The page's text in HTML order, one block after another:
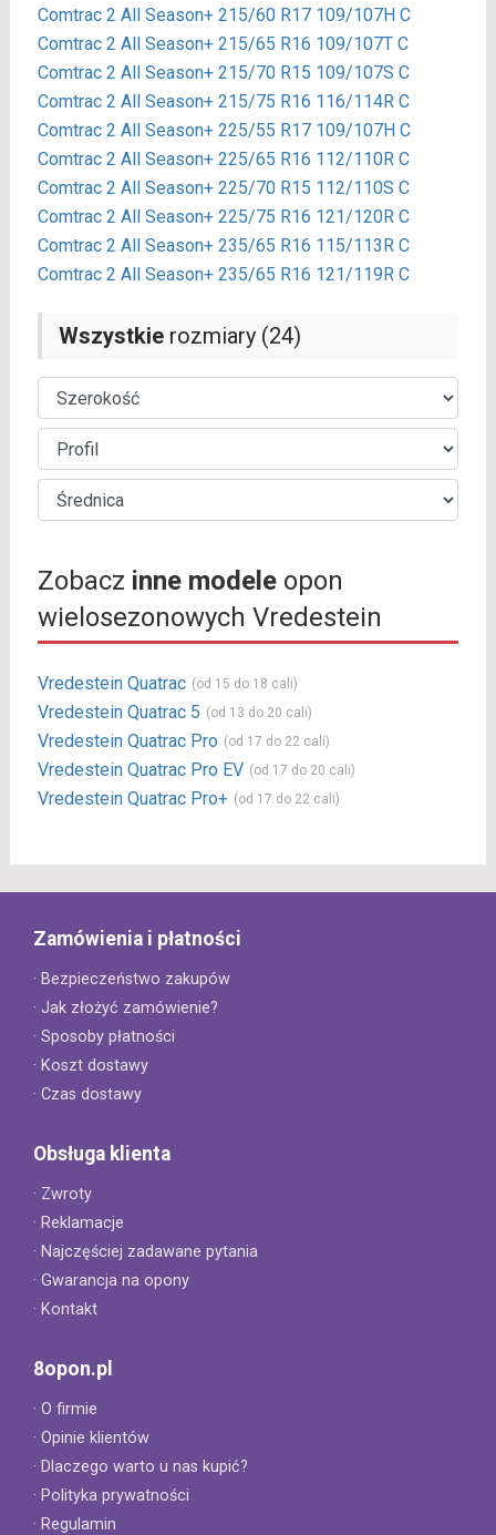
Comtrac 2 All Season+ 215/60 R17 109/107H C
Comtrac 2 All Season+ 215/65 R16 109/107T C
Comtrac 2 All Season+ 215/70 R15 109/107S C
Comtrac 2 All Season+ 215/75 R16 116/114R C
Comtrac 2 All Season+ 225/55 R17 109/107H C
Comtrac 2 All Season+ 225/65 R16 112/110R C
Comtrac 2 All Season+ 225/70 R15 112/110S C
Comtrac 2 All Season+ 225/75 R16 121/120R C
Comtrac 2 All Season+ 235/65 R16 115/113R C
Comtrac 2 All Season+ 235/65 R16 121/119R C
Wszystkierozmiary (24)
Zobacz inne modeleopon
wielosezonowych Vredestein
Vredestein Quatrac (od 15 do 18 cali)
Vredestein Quatrac 5 (od 13 do 20 cali)
Vredestein Quatrac Pro (od 17 do 22 cali)
Vredestein Quatrac Pro EV (od 17 do 20 cali)
Vredestein Quatrac Pro+ (od 17 do 22 cali)
Zamówienia i płatności
· Bezpieczeństwo zakupów
· Jak złożyć zamówienie?
· Sposoby płatności
· Koszt dostawy
· Czas dostawy
Obsługa klienta
· Zwroty
· Reklamacje
· Najczęściej zadawane pytania
· Gwarancja na opony
· Kontakt
8opon.pl
· O firmie
· Opinie klientów
· Dlaczego warto u nas kupić?
· Polityka prywatności
· Regulamin